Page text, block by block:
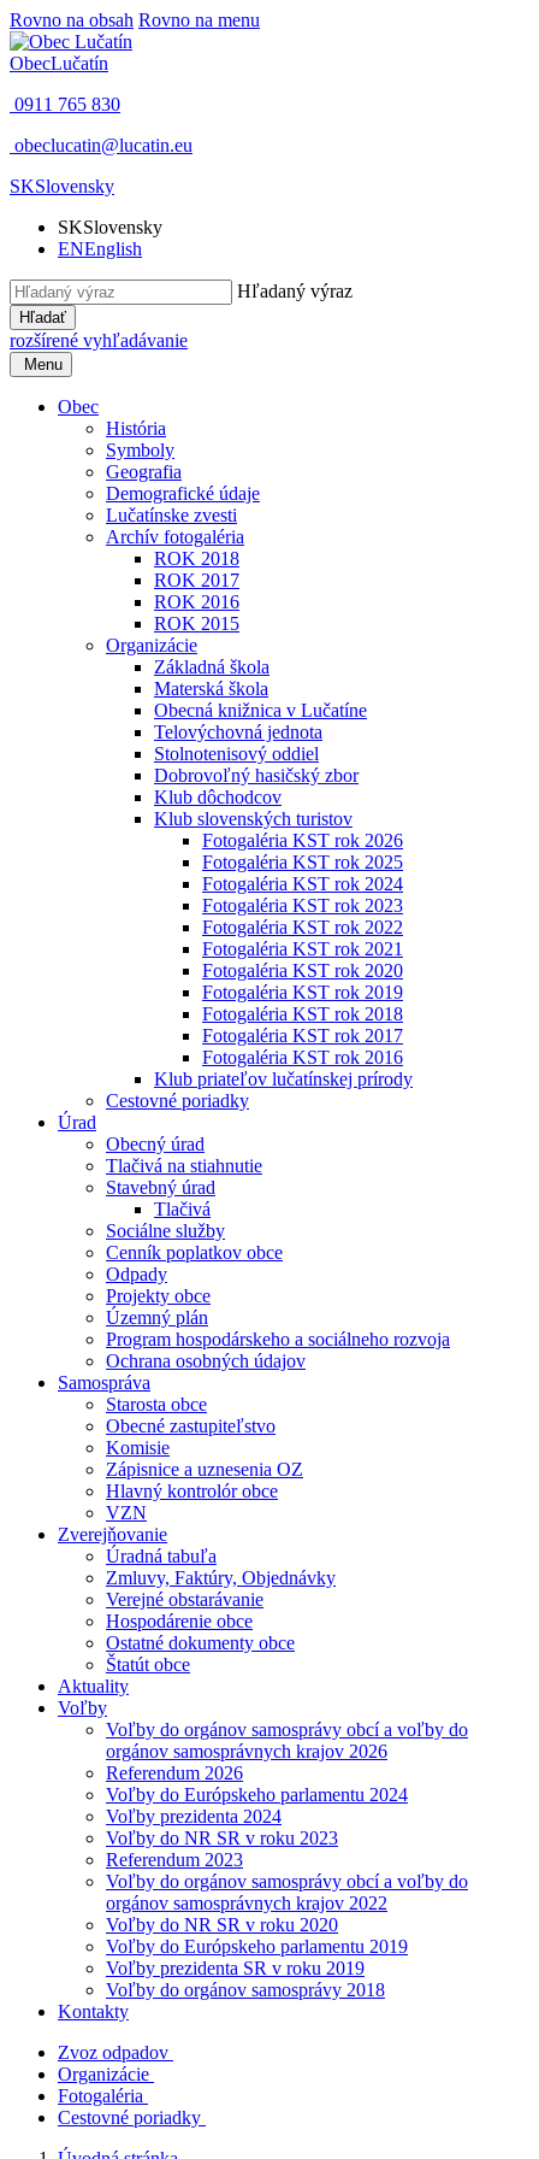
Rovno na obsah Rovno na menu
ObecLučatín
0911 765 830
obeclucatin@lucatin.eu
SKSlovensky
SKSlovensky
ENEnglish
Hľadaný výraz
Hľadať
rozšírené vyhľadávanie
Menu
Obec
História
Symboly
Geografia
Demografické údaje
Lučatínske zvesti
Archív fotogaléria
ROK 2018
ROK 2017
ROK 2016
ROK 2015
Organizácie
Základná škola
Materská škola
Obecná knižnica v Lučatíne
Telovýchovná jednota
Stolnotenisový oddiel
Dobrovoľný hasičský zbor
Klub dôchodcov
Klub slovenských turistov
Fotogaléria KST rok 2026
Fotogaléria KST rok 2025
Fotogaléria KST rok 2024
Fotogaléria KST rok 2023
Fotogaléria KST rok 2022
Fotogaléria KST rok 2021
Fotogaléria KST rok 2020
Fotogaléria KST rok 2019
Fotogaléria KST rok 2018
Fotogaléria KST rok 2017
Fotogaléria KST rok 2016
Klub priateľov lučatínskej prírody
Cestovné poriadky
Úrad
Obecný úrad
Tlačivá na stiahnutie
Stavebný úrad
Tlačivá
Sociálne služby
Cenník poplatkov obce
Odpady
Projekty obce
Územný plán
Program hospodárskeho a sociálneho rozvoja
Ochrana osobných údajov
Samospráva
Starosta obce
Obecné zastupiteľstvo
Komisie
Zápisnice a uznesenia OZ
Hlavný kontrolór obce
VZN
Zverejňovanie
Úradná tabuľa
Zmluvy, Faktúry, Objednávky
Verejné obstarávanie
Hospodárenie obce
Ostatné dokumenty obce
Štatút obce
Aktuality
Voľby
Voľby do orgánov samosprávy obcí a voľby do
orgánov samosprávnych krajov 2026
Referendum 2026
Voľby do Európskeho parlamentu 2024
Voľby prezidenta 2024
Voľby do NR SR v roku 2023
Referendum 2023
Voľby do orgánov samosprávy obcí a voľby do
orgánov samosprávnych krajov 2022
Voľby do NR SR v roku 2020
Voľby do Európskeho parlamentu 2019
Voľby prezidenta SR v roku 2019
Voľby do orgánov samosprávy 2018
Kontakty
Zvoz odpadov
Organizácie
Fotogaléria
Cestovné poriadky